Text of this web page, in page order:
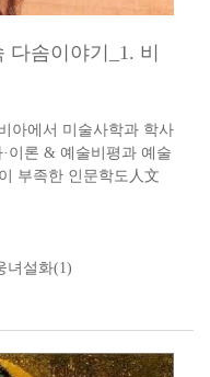
솜이야기_1. 비
아에서 미술사학과 학사
이론 & 예술비평과 예술
부족한 인문학도人文
녀설화​(1)